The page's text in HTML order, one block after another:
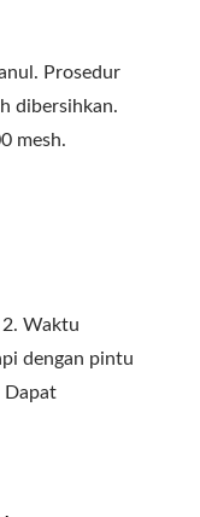
Prosedur
dibersihkan.
mesh.
2. Waktu
dengan pintu
Dapat